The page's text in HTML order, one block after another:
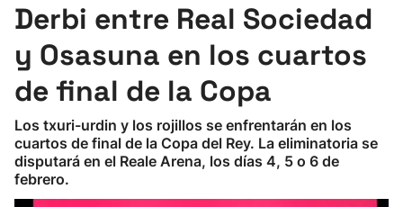
Pelota
Remo
Baloncesto
Ciclismo
Derbi entre Real Sociedad
y Osasuna en los cuartos
de final de la Copa
Los txuri-urdin y los rojillos se enfrentarán en los
cuartos de final de la Copa del Rey. La eliminatoria se
disputará en el Reale Arena, los días 4, 5 o 6 de
febrero.